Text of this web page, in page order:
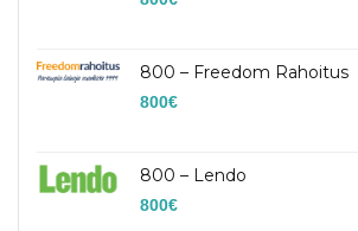
800 – Freedom Rahoitus
800€
800 – Lendo
800€